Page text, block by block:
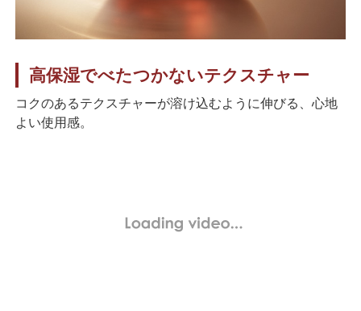
高保湿でべたつかないテクスチャー
コクのあるテクスチャーが溶け込むように伸びる、心地
よい使用感。